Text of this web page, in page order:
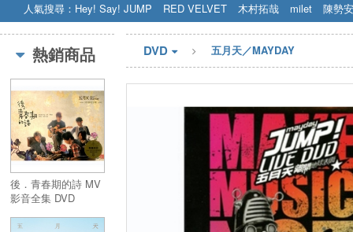
人氣搜尋： Hey! Say! JUMP RED VELVET 木村拓哉 milet
陳勢安
STRAY KIDS
盧廣仲 周杰伦
熱銷商品
後．青春期的詩 MV
影音全集 DVD
DVD 五月天／MAYDAY